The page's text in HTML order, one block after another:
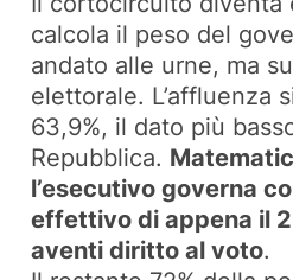
calcola il peso del
andato alle urne, ma
elettorale. L’affluenza
63,9%, il dato più
Repubblica.
l’esecutivo governa
effettivo di appena il
aventi diritto al voto.